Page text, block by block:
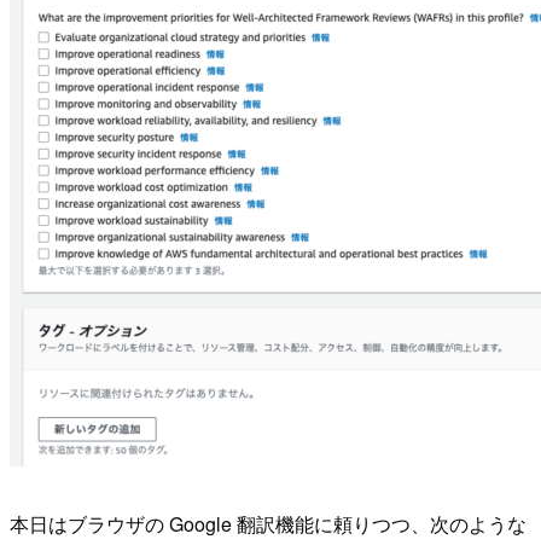
本日はブラウザの Google 翻訳機能に頼りつつ、次のような